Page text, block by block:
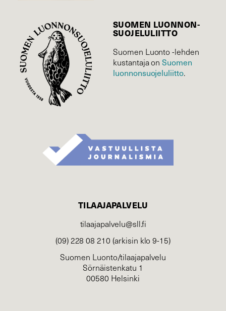
SUOMEN LUONNON­
SUOJELU­LIITTO
Suomen Luonto -lehden
kustantaja onSuomen
luonnonsuojelu­liitto.
TILAAJAPALVELU
tilaajapalvelu@sll.fi
(09) 228 08 210 (arkisin klo 9-15)
Suomen Luonto/tilaajapalvelu
Sörnäistenkatu 1
00580 Helsinki